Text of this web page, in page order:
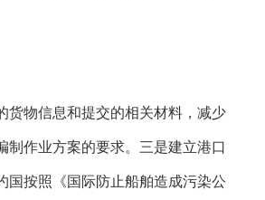
货物信息和提交的相关材料，减少
制作业方案的要求。三是建立港口
国按照《国际防止船舶造成污染公